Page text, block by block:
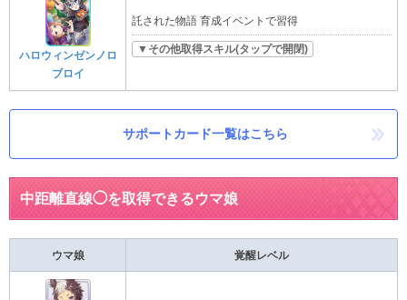
ハロウィンゼンノロ
ブロイ
託された物語 育成イベントで習得
▼その他取得スキル(タップで開閉)
サポートカード一覧はこちら
中距離直線◯を取得できるウマ娘
ウマ娘 覚醒レベル